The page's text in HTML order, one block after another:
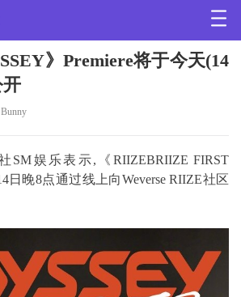
》Premiere将于今天(14
开
SM娱乐表示,《RIIZEBRIIZE FIRST
日晚8点通过线上向Weverse RIIZE社区